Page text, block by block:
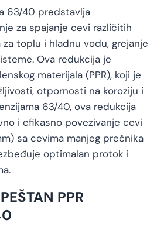
63/40 predstavlja
za spajanje cevi različitih
toplu i hladnu vodu, grejanje
Ova redukcija je
materijala (PPR), koji je
otpornosti na koroziju i
63/40, ova redukcija
i efikasno povezivanje cevi
sa cevima manjeg prečnika
optimalan protok i
PPR